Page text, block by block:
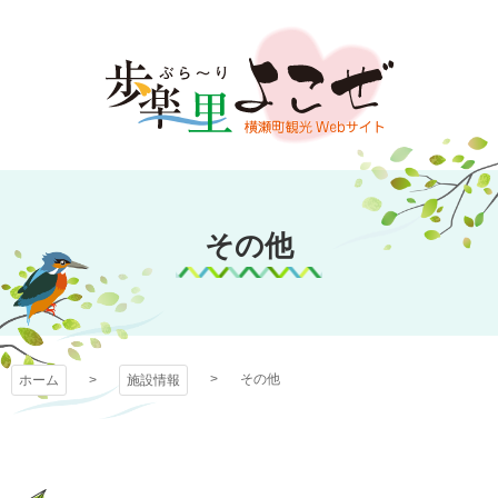
文
キ
プ
歩楽～里（ぶら～
り）よこぜ
その他
ホーム 施設情報 その他